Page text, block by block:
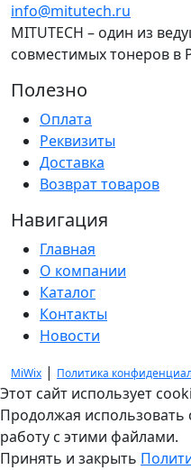
info@mitutech.ru
MITUTECH – один из
совместимых тонеров в
Полезно
Оплата
Реквизиты
Доставка
Возврат товаров
Навигация
Главная
О компании
Каталог
Контакты
Новости
MiWix | Политика
Этот сайт использует
Продолжая использовать
работу с этими файлами.
Принять и закрыть